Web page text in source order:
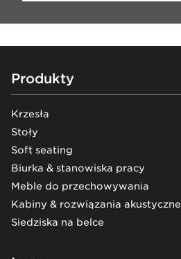
Footer
Produkty
Krzesła
Stoły
Soft seating
Biurka & stanowiska pracy
Meble do przechowywania
Kabiny & rozwiązania akustyczne
Siedziska na belce